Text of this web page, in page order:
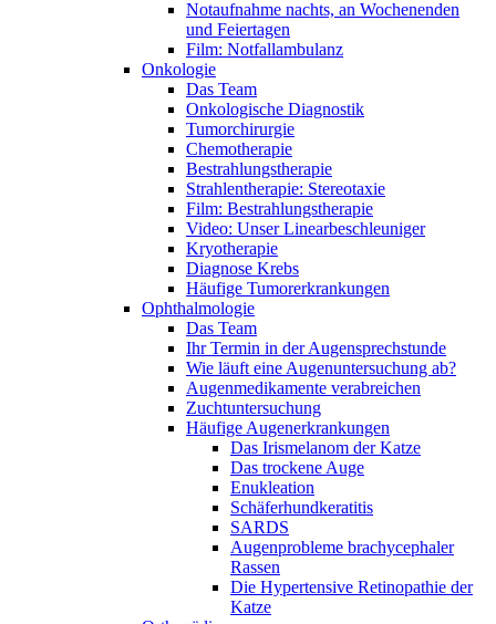
Notaufnahme nachts, an Wochenenden
und Feiertagen
Film: Notfallambulanz
Onkologie
Das Team
Onkologische Diagnostik
Tumorchirurgie
Chemotherapie
Bestrahlungstherapie
Strahlentherapie: Stereotaxie
Film: Bestrahlungstherapie
Video: Unser Linearbeschleuniger
Kryotherapie
Diagnose Krebs
Häufige Tumorerkrankungen
Ophthalmologie
Das Team
Ihr Termin in der Augensprechstunde
Wie läuft eine Augenuntersuchung ab?
Augenmedikamente verabreichen
Zuchtuntersuchung
Häufige Augenerkrankungen
Das Irismelanom der Katze
Das trockene Auge
Enukleation
Schäferhundkeratitis
SARDS
Augenprobleme brachycephaler
Rassen
Die Hypertensive Retinopathie der
Katze